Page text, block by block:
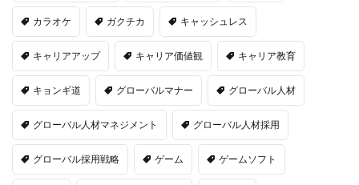
カラオケ ガクチカ キャッシュレス
キャリアアップ キャリア価値観 キャリア教育
キョンギ道 グローバルマナー グローバル人材
グローバル人材マネジメント グローバル人材採用
グローバル採用戦略 ゲーム ゲームソフト